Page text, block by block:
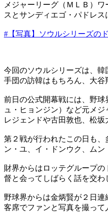
メジャーリーグ（ＭＬＢ）
スとサンディエゴ・パドレス
#【写真】ソウルシリーズの
今回のソウルシリーズは、
手団の訪韓はもちろん、大谷
前日の公式開幕戦には、野
ュ・ヒョンジン）など元メ
レジェンドや古田敦也、松
第２戦が行われたこの日も
ン・ユ、イ・ドンウク、ム
財界からはロッテグループ
督と会ってしばらく話を交わ
野球界からは金炳賢が２日
客席でファンと写真を撮っ